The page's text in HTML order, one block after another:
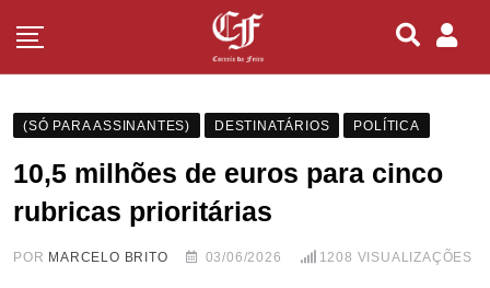
(SÓ PARA ASSINANTES) DESTINATÁRIOS POLÍTICA
10,5 milhões de euros para cinco
rubricas prioritárias
POR MARCELO BRITO 03/06/2026 1208 VISUALIZAÇÕES